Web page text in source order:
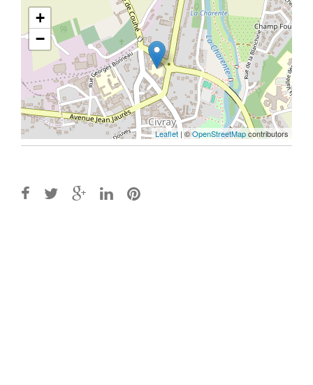
+
−
Leaflet | ©OpenStreetMapcontributors